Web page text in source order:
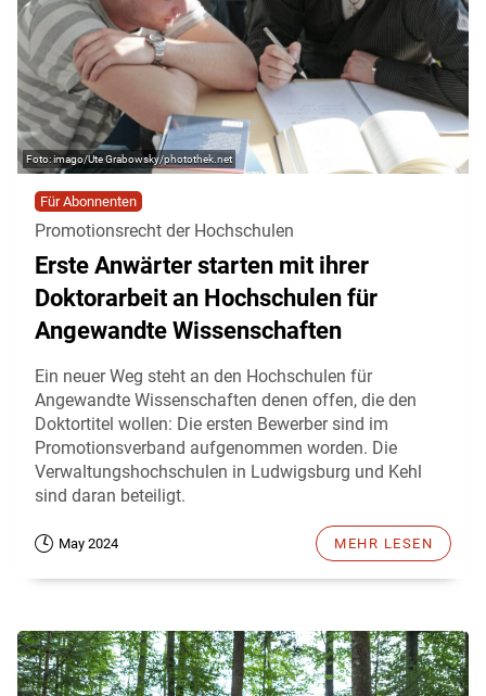
imago/Ute Grabowsky/photothek.net
Für Abonnenten
Promotionsrecht der Hochschulen
Erste Anwärter starten mit ihrer
Doktorarbeit an Hochschulen für
Angewandte Wissenschaften
Ein neuer Weg steht an den Hochschulen für
Angewandte Wissenschaften denen offen, die den
Doktortitel wollen: Die ersten Bewerber sind im
Promotionsverband aufgenommen worden. Die
Verwaltungshochschulen in Ludwigsburg und Kehl
sind daran beteiligt.
May 2024 MEHR LESEN